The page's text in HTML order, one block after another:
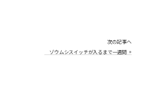
次の記事へ
ゾウムシスイッチが入るまで一週間 »